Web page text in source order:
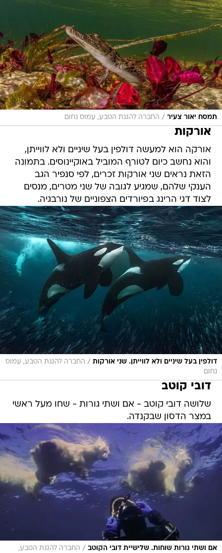
תמסח יאור צעיר / החברה להגנת הטבע, עמוס נחום
אורקות
אורקה הוא למעשה דולפין בעל שיניים ולא לווייתן,
והוא נחשב כיום לטורף המוביל באוקיינוסים. בתמונה
הזאת נראים שני אורקות זכרים, לפי סנפיר הגב
הענקי שלהם, שמגיע לגובה של שני מטרים, מנסים
לצוד דגי הרינג בפיורדים הצפוניים של נורבגיה.
דולפין בעל שיניים ולא לווייתן. שני אורקות /
החברה להגנת הטבע, עמוס
נחום
דובי קוטב
שלושה דובי קוטב - אם ושתי גורות - שחו מעל ראשי
במצר הדסון שבקנדה.
אם ושתי גורות שוחות. שלישיית דובי הקוטב
כלב ים מנומר